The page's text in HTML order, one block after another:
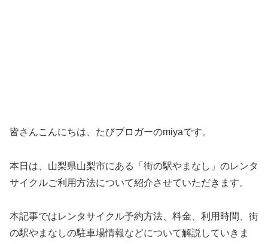
皆さんこんにちは、たびブロガーのmiyaです。
本日は、山梨県山梨市にある「街の駅やまなし」のレンタ
サイクルご利用方法について紹介させていただきます。
本記事ではレンタサイクル予約方法、料金、利用時間、街
の駅やまなしの駐車場情報などについて解説していきま